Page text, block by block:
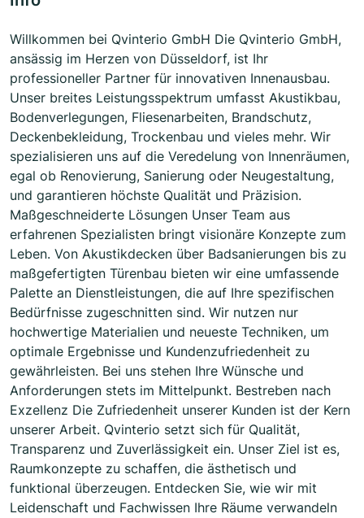
Willkommen bei Qvinterio GmbH Die Qvinterio GmbH,
ansässig im Herzen von Düsseldorf, ist Ihr
professioneller Partner für innovativen Innenausbau.
Unser breites Leistungsspektrum umfasst Akustikbau,
Bodenverlegungen, Fliesenarbeiten, Brandschutz,
Deckenbekleidung, Trockenbau und vieles mehr. Wir
spezialisieren uns auf die Veredelung von Innenräumen,
egal ob Renovierung, Sanierung oder Neugestaltung,
und garantieren höchste Qualität und Präzision.
Maßgeschneiderte Lösungen Unser Team aus
erfahrenen Spezialisten bringt visionäre Konzepte zum
Leben. Von Akustikdecken über Badsanierungen bis zu
maßgefertigten Türenbau bieten wir eine umfassende
Palette an Dienstleistungen, die auf Ihre spezifischen
Bedürfnisse zugeschnitten sind. Wir nutzen nur
hochwertige Materialien und neueste Techniken, um
optimale Ergebnisse und Kundenzufriedenheit zu
gewährleisten. Bei uns stehen Ihre Wünsche und
Anforderungen stets im Mittelpunkt. Bestreben nach
Exzellenz Die Zufriedenheit unserer Kunden ist der Kern
unserer Arbeit. Qvinterio setzt sich für Qualität,
Transparenz und Zuverlässigkeit ein. Unser Ziel ist es,
Raumkonzepte zu schaffen, die ästhetisch und
funktional überzeugen. Entdecken Sie, wie wir mit
Leidenschaft und Fachwissen Ihre Räume verwandeln